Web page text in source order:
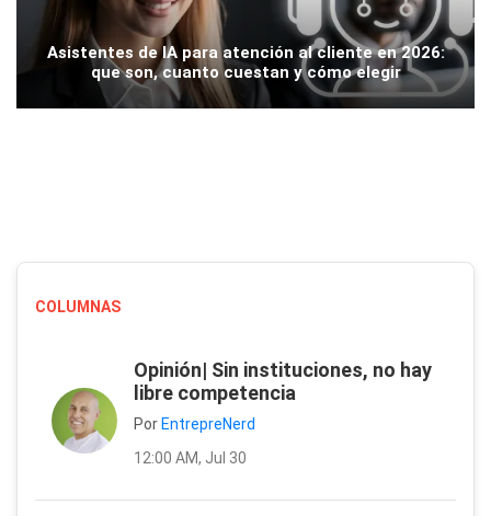
Asistentes de IA para atención al cliente en 2026:
que son, cuanto cuestan y cómo elegir
COLUMNAS
Opinión| Sin instituciones, no hay
libre competencia
Por EntrepreNerd
12:00 AM, Jul 30